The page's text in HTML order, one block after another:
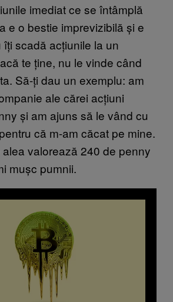
imediat ce se întâmplă
e o bestie imprevizibilă și e
scadă acțiunile la un
te ține, nu le vinde când
Să-ți dau un exemplu: am
ale cărei acțiuni
și am ajuns să le vând cu
că m-am căcat pe mine.
valorează 240 de penny
mușc pumnii.